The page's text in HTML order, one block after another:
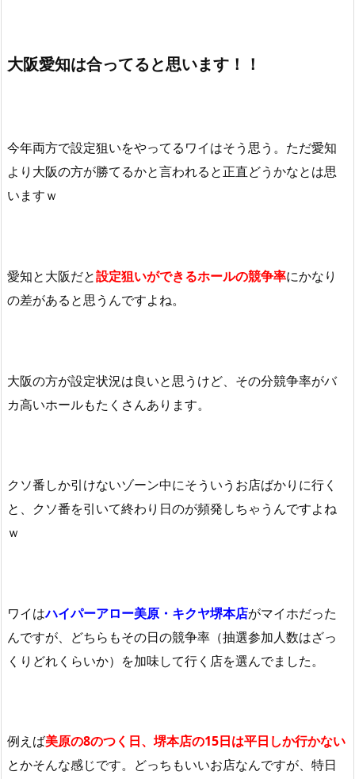
大阪愛知は合ってると思います！！
今年両方で設定狙いをやってるワイはそう思う。ただ愛知
より大阪の方が勝てるかと言われると正直どうかなとは思
いますｗ
愛知と大阪だと設定狙いができるホールの競争率にかなり
の差があると思うんですよね。
大阪の方が設定状況は良いと思うけど、その分競争率がバ
カ高いホールもたくさんあります。
クソ番しか引けないゾーン中にそういうお店ばかりに行く
と、クソ番を引いて終わり日のが頻発しちゃうんですよね
ｗ
ワイはハイパーアロー美原・キクヤ堺本店がマイホだった
んですが、どちらもその日の競争率（抽選参加人数はざっ
くりどれくらいか）を加味して行く店を選んでました。
例えば美原の8のつく日、堺本店の15日は平日しか行かない
とかそんな感じです。どっちもいいお店なんですが、特日